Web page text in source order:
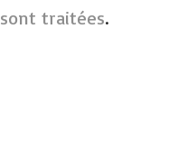
traitées.